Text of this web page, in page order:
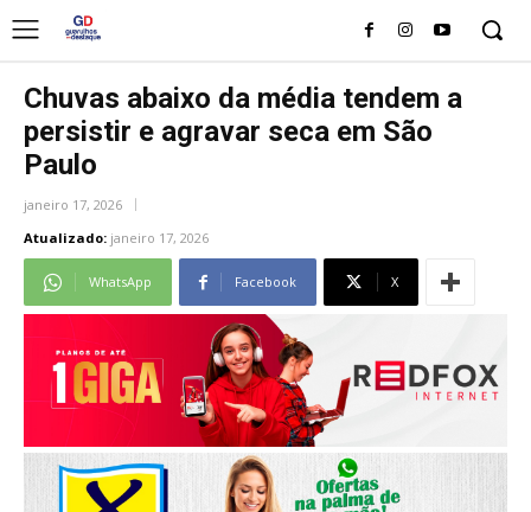
Chuvas abaixo da média tendem a
persistir e agravar seca em São
Paulo
janeiro 17, 2026
Atualizado: janeiro 17, 2026
WhatsApp Facebook X